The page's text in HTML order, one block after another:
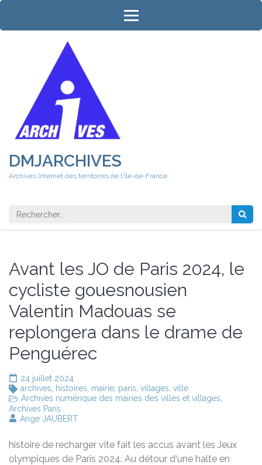
Aller
contenu
DMJARCHIVES
Archives Internet des territoires de l'Île-de-France
Rechercher
Avant les JO de Paris 2024, le
cycliste gouesnousien
Valentin Madouas se
replongera dans le drame de
Penguérec
24 juillet 2024
archives
histoires mairie paris villages ville
Archives numérique des mairies des villes et villages
Archives Paris
Ange JAUBERT
histoire de recharger vite fait les accus avant les Jeux
olympiques de Paris 2024. Au détour d‘une halte en